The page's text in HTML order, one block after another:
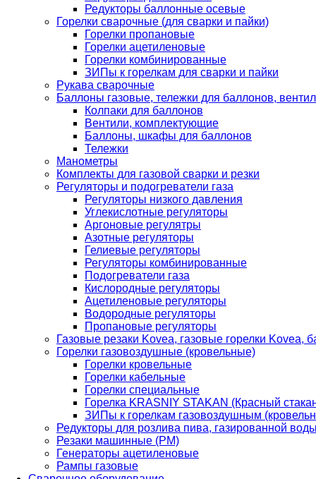
Редукторы баллонные осевые
Горелки сварочные (для сварки и пайки)
Горелки пропановые
Горелки ацетиленовые
Горелки комбинированные
ЗИПы к горелкам для сварки и пайки
Рукава сварочные
Баллоны газовые, тележки для баллонов,
Колпаки для баллонов
Вентили, комплектующие
Баллоны, шкафы для баллонов
Тележки
Манометры
Комплекты для газовой сварки и резки
Регуляторы и подогреватели газа
Регуляторы низкого давления
Углекислотные регуляторы
Аргоновые регулятры
Азотные регуляторы
Гелиевые регуляторы
Регуляторы комбинированные
Подогреватели газа
Кислородные регуляторы
Ацетиленовые регуляторы
Водородные регуляторы
Пропановые регуляторы
Газовые резаки Kovea, газовые горелки Kovea,
Горелки газовоздушные (кровельные)
Горелки кровельные
Горелки кабельные
Горелки специальные
Горелка KRASNIY STAKAN (Красный
ЗИПы к горелкам газовоздушным
Редукторы для розлива пива, газированной
Резаки машинные (РМ)
Генераторы ацетиленовые
Рампы газовые